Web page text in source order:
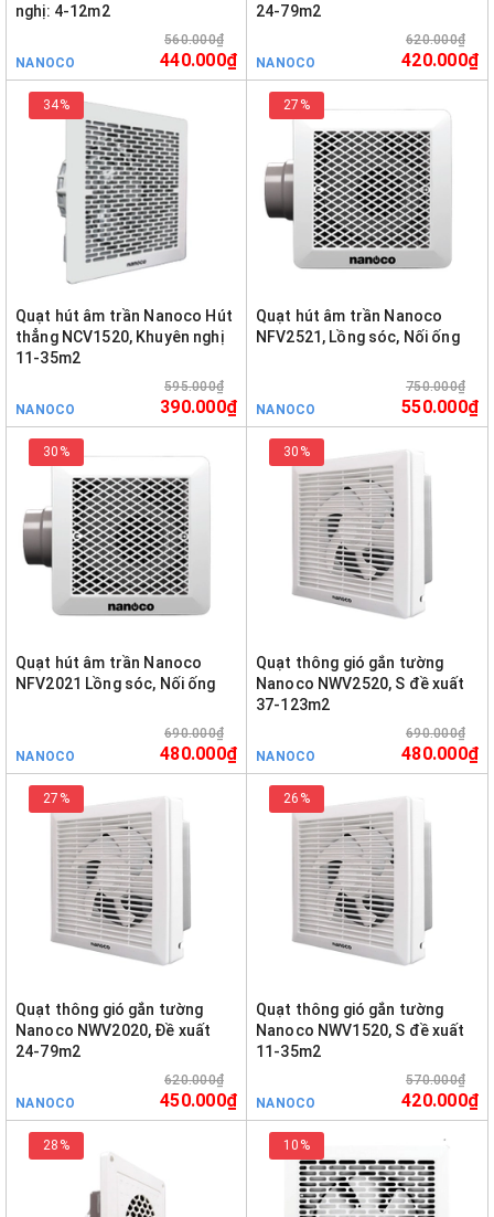
nghị: 4-12m2
NANOCO
560.000₫
440.000₫
24-79m2
NANOCO
620.000₫
420.000₫
34%
Quạt hút âm trần Nanoco Hút
thẳng NCV1520, Khuyên nghị
11-35m2
NANOCO
595.000₫
390.000₫
27%
Quạt hút âm trần Nanoco
NFV2521, Lồng sóc, Nối ống
NANOCO
750.000₫
550.000₫
30%
Quạt hút âm trần Nanoco
NFV2021 Lồng sóc, Nối ống
NANOCO
690.000₫
480.000₫
30%
Quạt thông gió gắn tường
Nanoco NWV2520, S đề xuất
37-123m2
NANOCO
690.000₫
480.000₫
27%
Quạt thông gió gắn tường
Nanoco NWV2020, Đề xuất
24-79m2
NANOCO
620.000₫
450.000₫
26%
Quạt thông gió gắn tường
Nanoco NWV1520, S đề xuất
11-35m2
NANOCO
570.000₫
420.000₫
28% 10%